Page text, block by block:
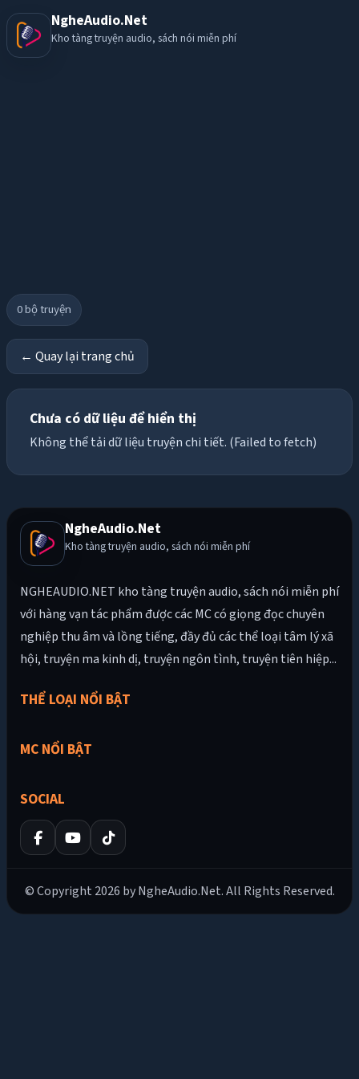
NgheAudio.Net
Kho tàng truyện audio, sách nói miễn phí
0bộ truyện
← Quay lại trang chủ
Chưa có dữ liệu để hiển thị
Không thể tải dữ liệu truyện chi tiết. (Failed to fetch)
NgheAudio.Net
Kho tàng truyện audio, sách nói miễn phí
NGHEAUDIO.NET kho tàng truyện audio, sách nói miễn phí
với hàng vạn tác phẩm được các MC có giọng đọc chuyên
nghiệp thu âm và lồng tiếng, đầy đủ các thể loại tâm lý xã
hội, truyện ma kinh dị, truyện ngôn tình, truyện tiên hiệp...
THỂ LOẠI NỔI BẬT
MC NỔI BẬT
SOCIAL
© Copyright 2026 by NgheAudio.Net. All Rights Reserved.